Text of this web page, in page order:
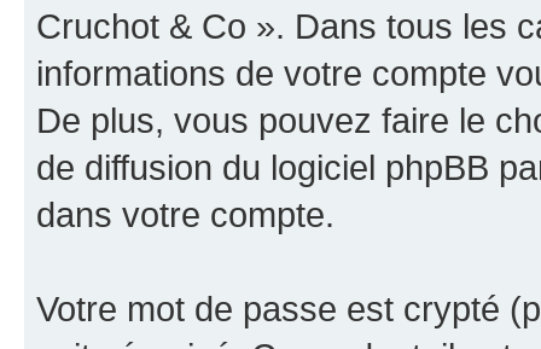
Cruchot & Co ». Dans tous les
informations de votre compte
De plus, vous pouvez faire le
de diffusion du logiciel phpBB
dans votre compte.
Votre mot de passe est crypté